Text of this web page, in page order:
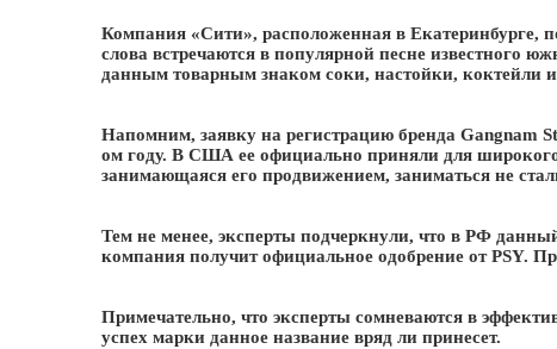
Компания «Сити», расположенная в Екатеринбурге,
слова встречаются в популярной песне известного
данным товарным знаком соки, настойки, коктейли
Напомним, заявку на регистрацию бренда Gangnam
ом году. В США ее официально приняли для
занимающаяся его продвижением, заниматься не
Тем не менее, эксперты подчеркнули, что в РФ
компания получит официальное одобрение от PSY.
Примечательно, что эксперты сомневаются в
успех марки данное название вряд ли принесет.